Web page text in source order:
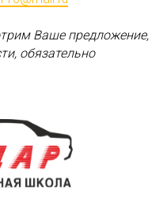
Ваше предложение,
обязательно